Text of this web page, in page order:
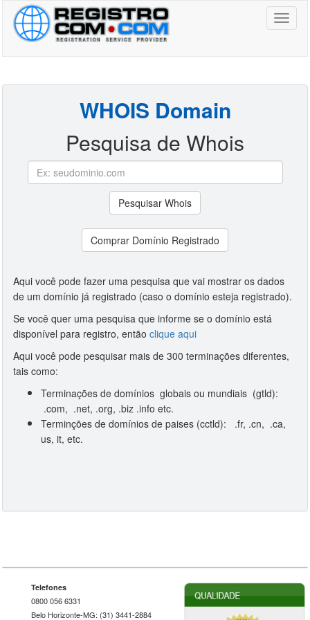
Toggle
WHOIS Domain
Pesquisa de Whois
Pesquisar Whois
Comprar Domínio Registrado
Aqui você pode fazer uma pesquisa que vai mostrar os dados
de um domínio já registrado (caso o domínio esteja registrado).
Se você quer uma pesquisa que informe se o domínio está
disponível para registro, então clique aqui
Aqui você pode pesquisar mais de 300 terminações diferentes,
tais como:
Terminações de domínios globais ou mundiais (gtld):
.com, .net, .org, .biz .info etc.
Terminções de domínios de paises (cctld): .fr, .cn, .ca,
us, it, etc.
Telefones
0800 056 6331
Belo Horizonte-MG: (31) 3441-2884